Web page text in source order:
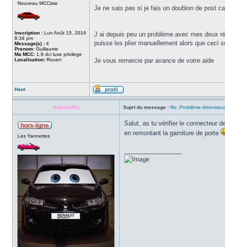
Nouveau MCCiste
Inscription : Lun Août 15, 2016
8:34 pm
Message(s) : 4
Prenom: Guillaume
Ma MCC: 1.9 dci luxe privilege
Localisation: Rouen
Je ne sais pas si je fais un doublon de post
J ai depuis peu un problème avec mes deux
puisse les plier manuellement alors que ceci
Je vous remercie par avance de votre aide
Haut
Antoine951 Sujet du message : Re: Problème
Les Yannettes
Salut, as tu vérifier le connecteur
en remontant la garniture de porte